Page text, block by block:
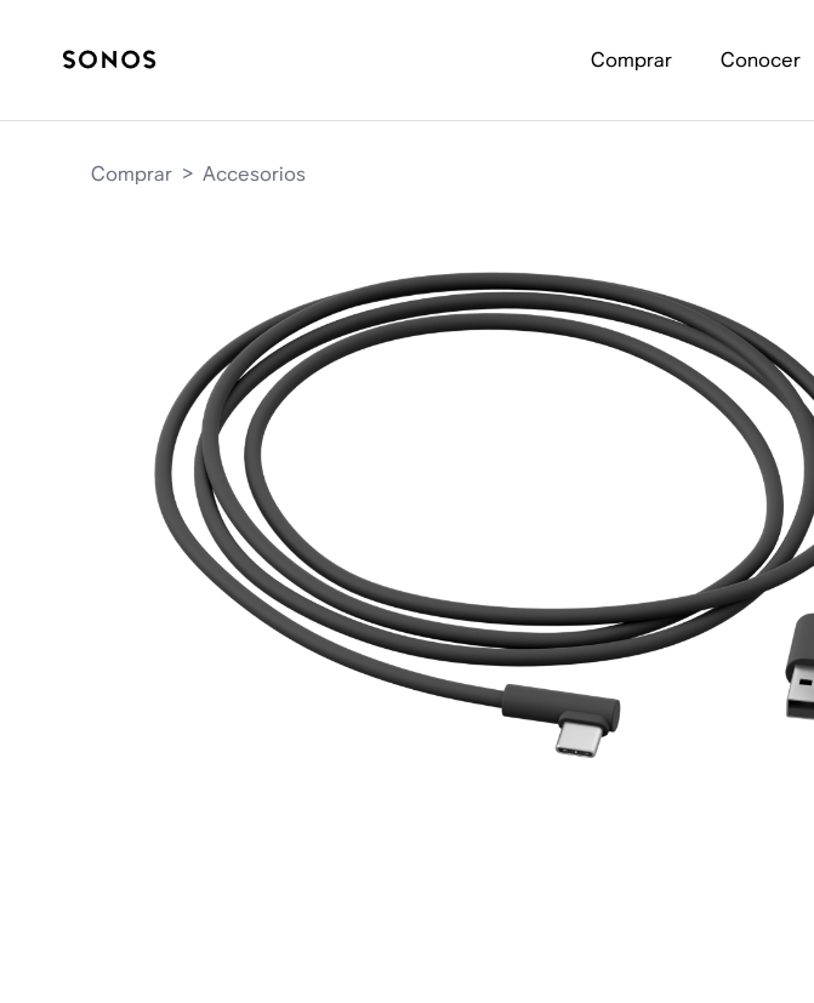
Comprar Conocer
Comprar > Accesorios